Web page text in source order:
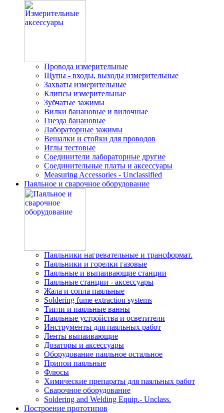
Провода измерительные
Щупы - входы, выходы измерительные
Захваты измерительные
Клипсы измерительные
Зубчатые зажимы
Вилки банановые и вилочные
Гнезда банановые
Лабораторные зажимы
Вешалки и стойки для проводов
Иглы тестовые
Соединители лабораторные другие
Соединительные платы и аксессуары
Measuring Accessories - Unclassified
Паяльное и сварочное оборудование
Паяльники нагревательные и трансформат.
Паяльники и горелки газовые
Паяльные и выпаивающие станции
Паяльные станции - аксессуары
Жала и сопла паяльные
Soldering fume extraction systems
Тигли и паяльные ванны
Паяльные устройства и осветители
Инструменты для паяльных работ
Ленты выпаивающие
Дозаторы и аксессуары
Оборудование паяльное остальное
Припои паяльные
Флюсы
Химические препараты для паяльных работ
Сварочное оборудование
Soldering and Welding Equip.- Unclass.
Построение прототипов